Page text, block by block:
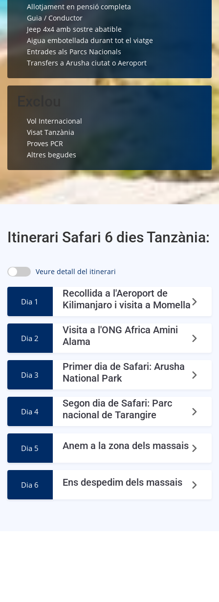
Allotjament en pensió completa
Guia / Conductor
Jeep 4x4 amb sostre abatible
Aigua embotellada durant tot el viatge
Entrades als Parcs Nacionals
Transfers a Arusha ciutat o Aeroport
Vol Internacional
Visat Tanzània
Proves PCR
Altres begudes
Itinerari Safari 6 dies Tanzània:
Veure detall del itinerari
Dia 1
Recollida a l'Aeroport de
Kilimanjaro i visita a Momella
Dia 2
Visita a l'ONG Africa Amini
Alama
Dia 3
Primer dia de Safari: Arusha
National Park
Dia 4
Segon dia de Safari: Parc
nacional de Tarangire
Dia 5 Anem a la zona dels massais
Dia 6 Ens despedim dels massais